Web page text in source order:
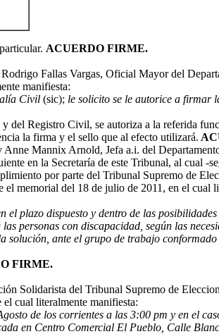
ACUERDO FIRME.
Fallas Vargas, Oficial Mayor del
manifiesta:
Civil (sic); le solicito se le autorice a firmar
del Registro Civil, se autoriza a la referida
la firma y el sello que al efecto utilizará.
Anne Mannix Arnold, Jefa a.i. del
en la Secretaría de este Tribunal, al cual -
por parte del Tribunal Supremo de
el memorial del 18 de julio de 2011, en el cual
plazo dispuesto y dentro de las
personas con discapacidad, según las
solución, ante el grupo de trabajo conformado
FIRME.
Solidarista del Tribunal Supremo de
cual literalmente manifiesta:
de los corrientes a las 3:00 pm y en el
en Centro Comercial El Pueblo, Calle